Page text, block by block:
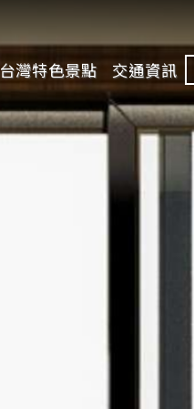
台灣特色景點 交通資訊